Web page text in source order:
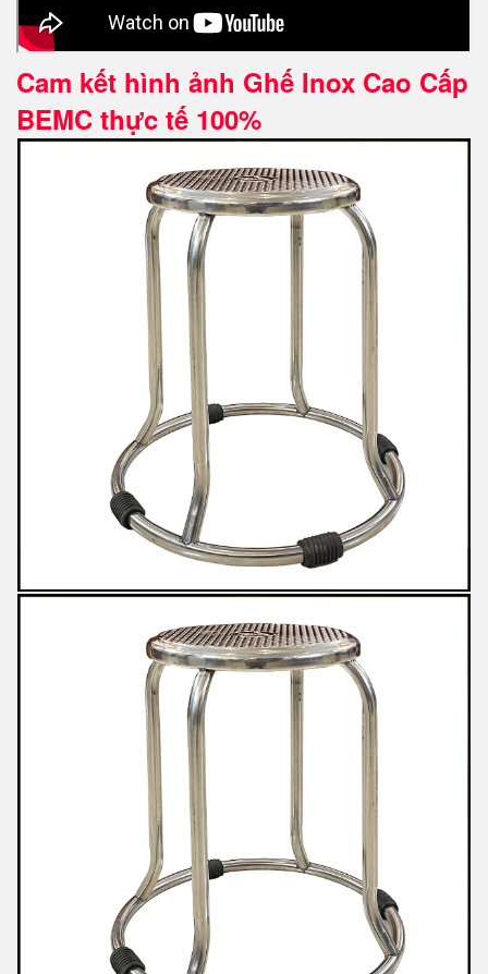
Cam kết hình ảnh Ghế Inox Cao Cấp
BEMC thực tế 100%